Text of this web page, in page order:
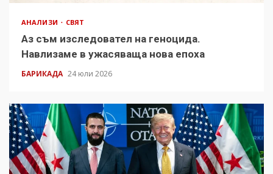
АНАЛИЗИ СВЯТ
Аз съм изследовател на геноцида.
Навлизаме в ужасяваща нова епоха
БАРИКАДА 24 юли 2026